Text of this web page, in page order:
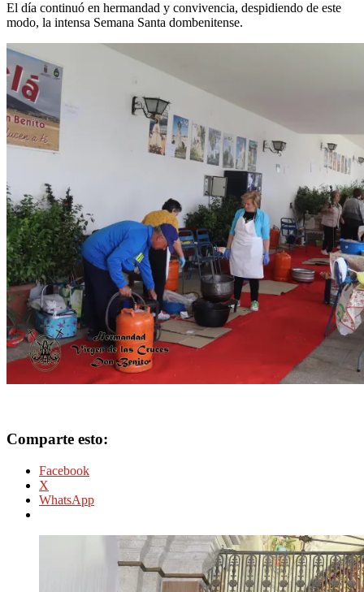
El día continuó en hermandad y convivencia, despidiendo de este
modo, la intensa Semana Santa dombenitense.
Comparte esto:
Facebook
X
WhatsApp